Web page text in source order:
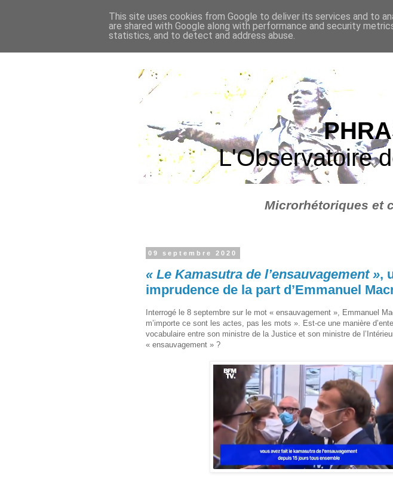
L'Observatoire
Microrhétoriques et
09 septembre 2020
« Le Kamasutra de l’ensauvagement »,
imprudence de la part d’Emmanuel
Interrogé le 8 septembre sur le mot « ensauvagement », Emmanuel
m’importe ce sont les actes, pas les mots ». Est-ce une manière
vocabulaire entre son ministre de la Justice et son ministre de
« ensauvagement » ?
This site uses cookies from Google to deliver its services and to
are shared with Google along with performance and security
statistics, and to detect and address abuse.